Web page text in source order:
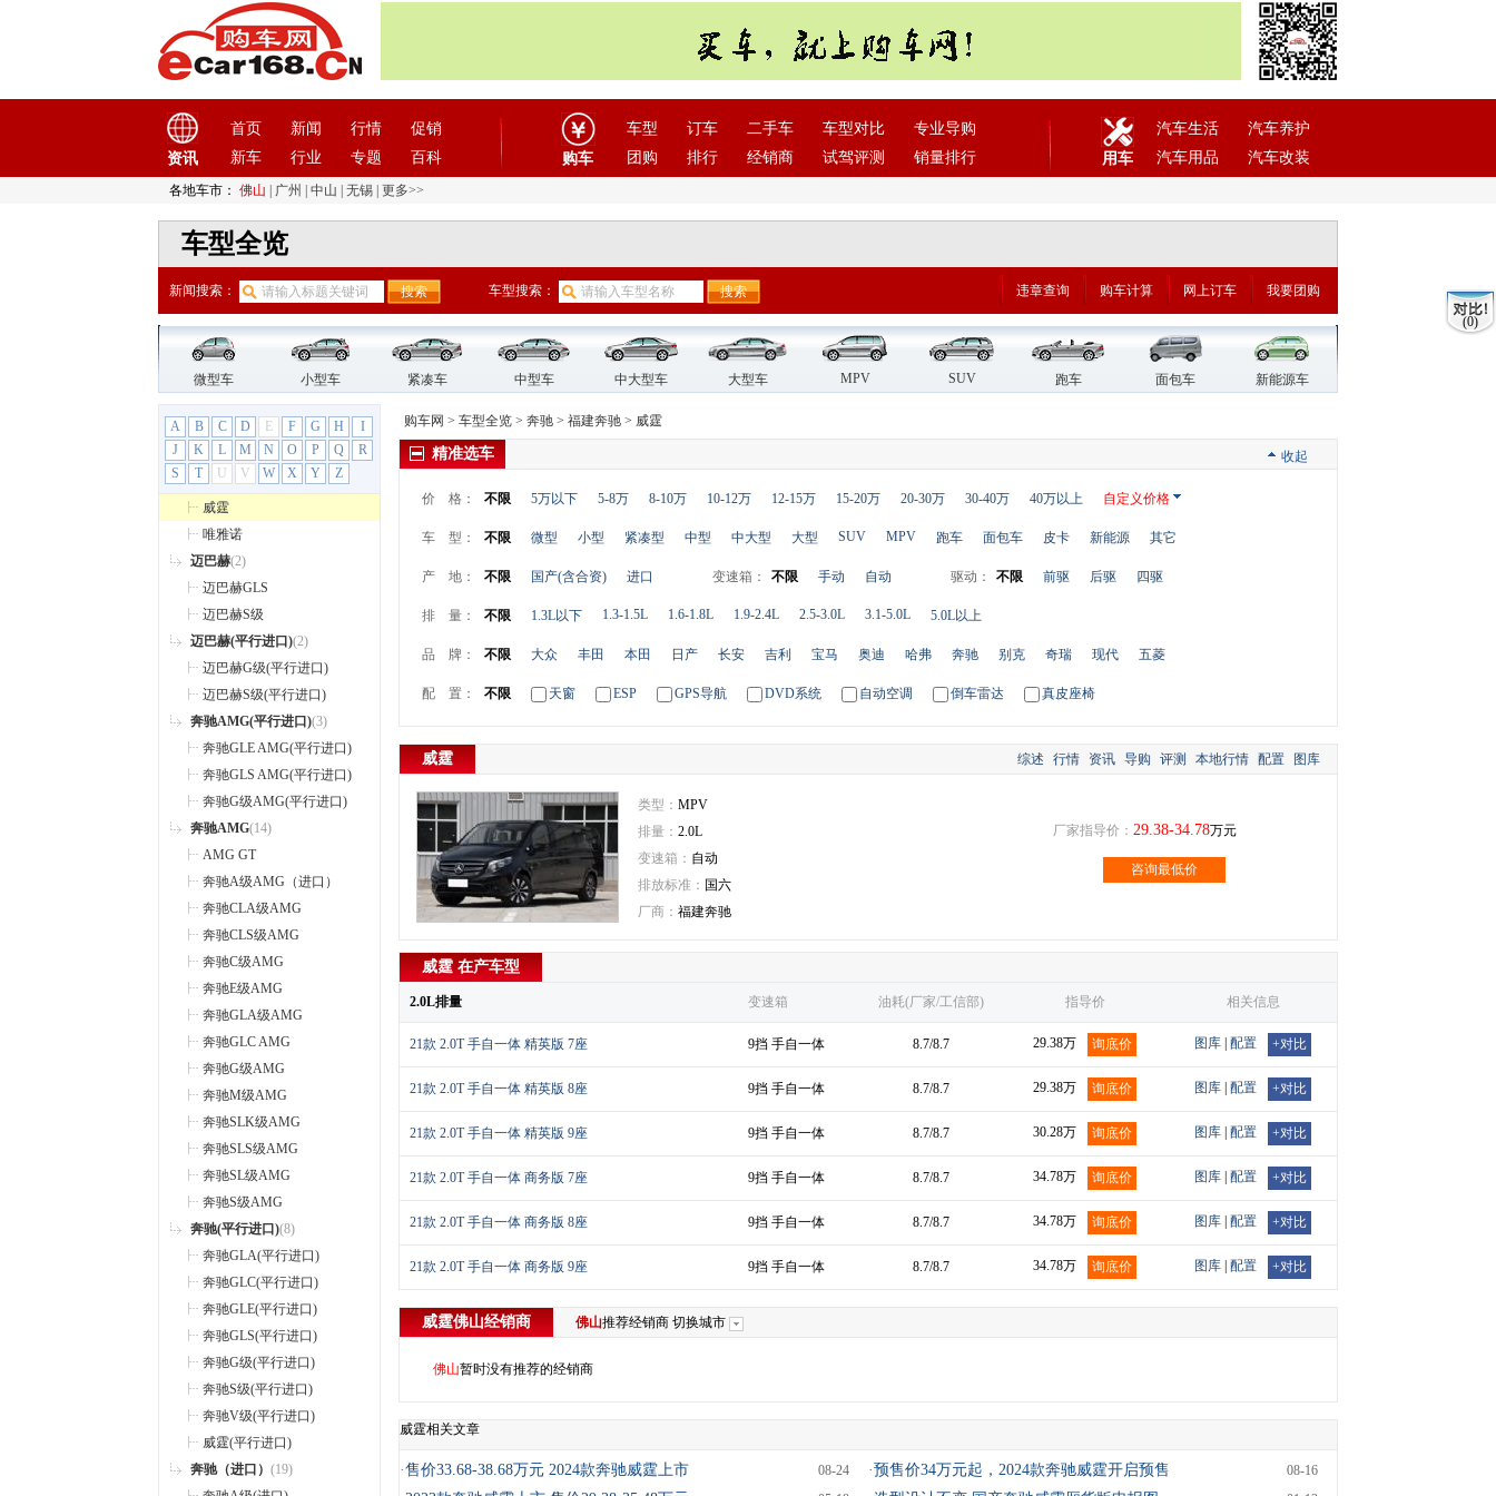
资讯
首页 新闻 行情
促销
新车
行业 专题 百科 购车
车型 订车 二手车 车型对比
专业导购
团购
排行 经销商 试驾评测 销量排行 用车
汽车生活
汽车养护
汽车用品
汽车改装
各地车市： 佛山 广州 中山 无锡 更多>>
车型全览
新闻搜索： 车型搜索： 违章查询 购车计算 网上订车 我要团购
微型车 小型车 紧凑车 中型车 中大型车 大型车 MPV SUV 跑车 面包车 新能源车
A B C D E F G H
I
J
K L M N O P Q
R
S
T U V W X Y Z
北汽新能源(12)
北汽制造(7)
奔驰A级
奔驰A级AMG
奔驰C级
奔驰E级
奔驰E级新能源
奔驰GLA
奔驰GLC
奔驰GLK级
奔驰EQS
奔驰V级
凌特
威霆
唯雅诺
迈巴赫(2)
迈巴赫GLS
迈巴赫S级
迈巴赫(平行进口)(2)
迈巴赫G级(平行进口)
迈巴赫S级(平行进口)
奔驰AMG(平行进口)(3)
奔驰GLE AMG(平行进口)
奔驰GLS AMG(平行进口)
奔驰G级AMG(平行进口)
奔驰AMG(14)
AMG GT
奔驰A级AMG（进口）
奔驰CLA级AMG
奔驰CLS级AMG
奔驰C级AMG
奔驰E级AMG
奔驰GLA级AMG
奔驰GLC AMG
奔驰G级AMG
奔驰M级AMG
奔驰SLK级AMG
奔驰SLS级AMG
奔驰SL级AMG
奔驰S级AMG
奔驰(平行进口)(8)
奔驰GLA(平行进口)
奔驰GLC(平行进口)
奔驰GLE(平行进口)
奔驰GLS(平行进口)
奔驰G级(平行进口)
奔驰S级(平行进口)
奔驰V级(平行进口)
威霆(平行进口)
奔驰（进口） (19)
购车网 > 车型全览 > 奔驰 > 福建奔驰 > 威霆
精准选车 收起
价 格： 不限 5万以下 5-8万 8-10万 10-12万 12-15万 15-20万 20-30万 30-40万 40万以上 自定义价格
车 型： 不限 微型 小型 紧凑型 中型 中大型 大型 SUV MPV 跑车 面包车 皮卡 新能源 其它
产 地： 不限 国产(含合资) 进口 变速箱： 不限 手动 自动 驱动： 不限 前驱 后驱 四驱
排 量： 不限 1.3L以下 1.3-1.5L 1.6-1.8L 1.9-2.4L 2.5-3.0L 3.1-5.0L 5.0L以上
品 牌： 不限 大众 丰田 本田 日产 长安 吉利 宝马 奥迪 哈弗 奔驰 别克 奇瑞 现代 五菱
配 置： 不限 天窗 ESP GPS导航 DVD系统 自动空调 倒车雷达 真皮座椅
威霆 综述 行情 资讯 导购 评测 本地行情 配置 图库
类型： MPV
排量： 2.0L
变速箱： 自动
排放标准： 国六
厂商： 福建奔驰
厂家指导价： 29.38-34.78万元
咨询最低价
威霆 在产车型
2.0L排量 变速箱 油耗(厂家/工信部) 指导价 相关信息
21款 2.0T 手自一体 精英版 7座 9挡 手自一体 8.7/8.7 29.38万 询底价 图库 配置 +对比
21款 2.0T 手自一体 精英版 8座 9挡 手自一体 8.7/8.7 29.38万 询底价 图库 配置 +对比
21款 2.0T 手自一体 精英版 9座 9挡 手自一体 8.7/8.7 30.28万 询底价 图库 配置 +对比
21款 2.0T 手自一体 商务版 7座 9挡 手自一体 8.7/8.7 34.78万 询底价 图库 配置 +对比
21款 2.0T 手自一体 商务版 8座 9挡 手自一体 8.7/8.7 34.78万 询底价 图库 配置 +对比
21款 2.0T 手自一体 商务版 9座 9挡 手自一体 8.7/8.7 34.78万 询底价 图库 配置 +对比
威霆佛山经销商 佛山推荐经销商 切换城市
佛山暂时没有推荐的经销商
威霆相关文章
·售价33.68-38.68万元 2024款奔驰威霆上市 08-24 ·预售价34万元起，2024款奔驰威霆开启预售 08-16
(0)